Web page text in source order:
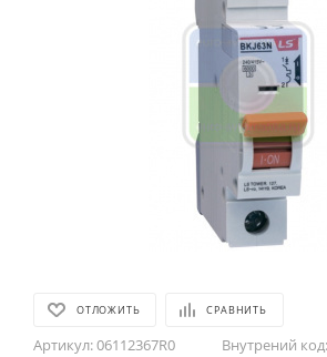
ОТЛОЖИТЬ СРАВНИТЬ
Артикул:06112367R0 Внутрений код: